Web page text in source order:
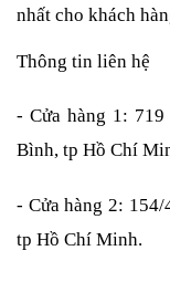
nhất cho khách
Thông tin liên hệ
- Cửa hàng 1: 719
Bình, tp Hồ Chí
- Cửa hàng 2:
tp Hồ Chí Minh.